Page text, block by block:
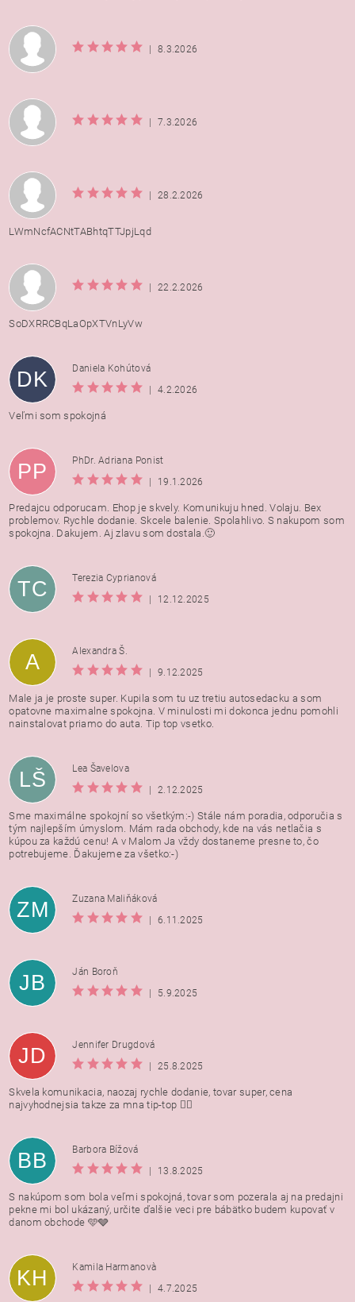
| 8.3.2026
| 7.3.2026
| 28.2.2026
LWmNcfACNtTABhtqTTJpjLqd
| 22.2.2026
SoDXRRCBqLaOpXTVnLyVw
DK
Daniela Kohútová
|
4.2.2026
Veľmi som spokojná
PP
PhDr. Adriana Ponist
|
19.1.2026
Predajcu odporucam. Ehop je skvely. Komunikuju hned. Volaju. Bex
problemov. Rychle dodanie. Skcele balenie. Spolahlivo. S nakupom som
spokojna. Dakujem. Aj zlavu som dostala.🙂
TC
Terezia Cyprianová
|
12.12.2025
A
Alexandra Š.
|
9.12.2025
Male ja je proste super. Kupila som tu uz tretiu autosedacku a som
opatovne maximalne spokojna. V minulosti mi dokonca jednu pomohli
nainstalovat priamo do auta. Tip top vsetko.
LŠ
Lea Šavelova
|
2.12.2025
Sme maximálne spokojní so všetkým:-) Stále nám poradia, odporučia s
tým najlepším úmyslom. Mám rada obchody, kde na vás netlačia s
kúpou za každú cenu! A v Malom Ja vždy dostaneme presne to, čo
potrebujeme. Ďakujeme za všetko:-)
ZM
Zuzana Maliňáková
|
6.11.2025
JB
Ján Boroň
|
5.9.2025
JD
Jennifer Drugdová
|
25.8.2025
Skvela komunikacia, naozaj rychle dodanie, tovar super, cena
najvyhodnejsia takze za mna tip-top 👍🏻
BB
Barbora Bížová
|
13.8.2025
S nakúpom som bola veľmi spokojná, tovar som pozerala aj na predajni
pekne mi bol ukázaný, určite ďalšie veci pre bábätko budem kupovať v
danom obchode 🩵🩶
KH
Kamila Harmanovà
|
4.7.2025